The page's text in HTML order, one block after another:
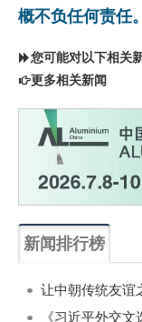
概不负任何责任。
您可能对以下相关新闻同样感兴
更多相关新闻
新闻排行榜
《习近平外交